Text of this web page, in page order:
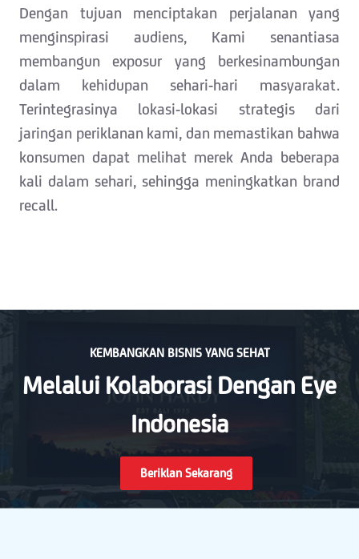
Dengan tujuan menciptakan perjalanan yang
menginspirasi audiens, Kami senantiasa
membangun exposur yang berkesinambungan
dalam kehidupan sehari-hari masyarakat.
Terintegrasinya lokasi-lokasi strategis dari
jaringan periklanan kami, dan memastikan bahwa
konsumen dapat melihat merek Anda beberapa
kali dalam sehari, sehingga meningkatkan brand
recall.
KEMBANGKAN BISNIS YANG SEHAT
Melalui Kolaborasi Dengan Eye
Indonesia
Beriklan Sekarang